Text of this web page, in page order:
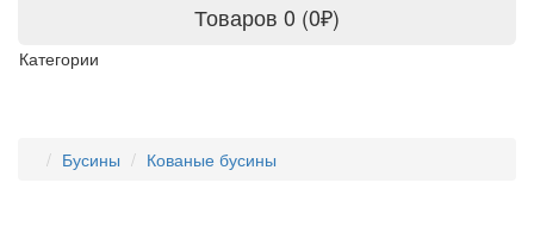
Товаров 0 (0₽)
Категории
Бусины Кованые бусины